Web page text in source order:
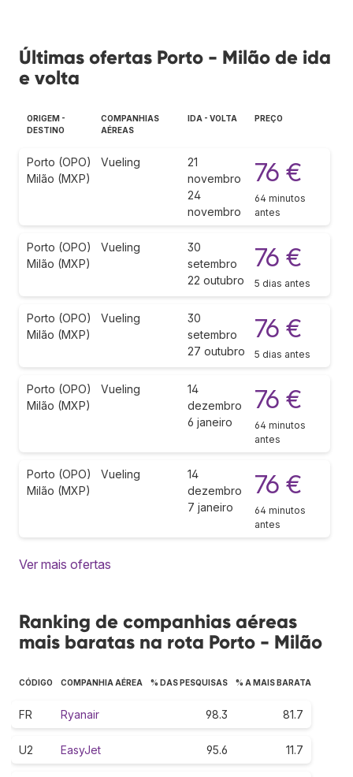
Últimas ofertas Porto - Milão de ida
e volta
ORIGEM -
DESTINO
COMPANHIAS
AÉREAS
IDA - VOLTA PREÇO
Porto (OPO)
Milão (MXP)
Vueling
21
novembro
24
novembro
76 €
64 minutos
antes
Porto (OPO)
Milão (MXP)
Vueling
30
setembro
22 outubro
76 €
5 dias antes
Porto (OPO)
Milão (MXP)
Vueling
30
setembro
27 outubro
76 €
5 dias antes
Porto (OPO)
Milão (MXP)
Vueling
14
dezembro
6 janeiro
76 €
64 minutos
antes
Porto (OPO)
Milão (MXP)
Vueling
14
dezembro
7 janeiro
76 €
64 minutos
antes
Ver mais ofertas
Ranking de companhias aéreas
mais baratas na rota Porto - Milão
CÓDIGO COMPANHIA AÉREA % DAS PESQUISAS % A MAIS BARATA
FR Ryanair 98.3 81.7
U2 EasyJet 95.6 11.7